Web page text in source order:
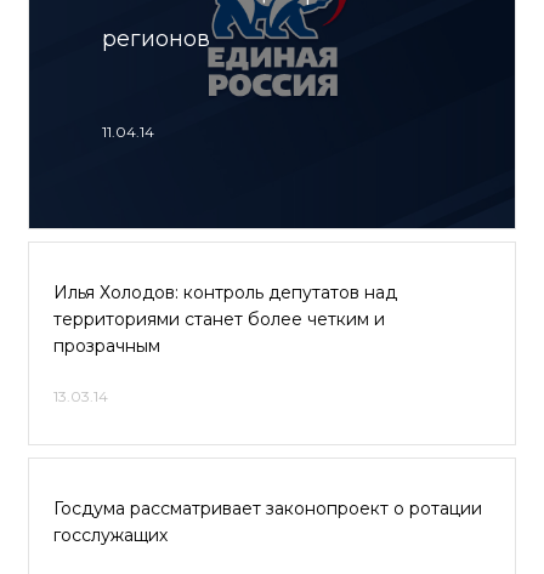
регионов
11.04.14
Илья Холодов: контроль депутатов над
территориями станет более четким и
прозрачным
13.03.14
Госдума рассматривает законопроект о ротации
госслужащих